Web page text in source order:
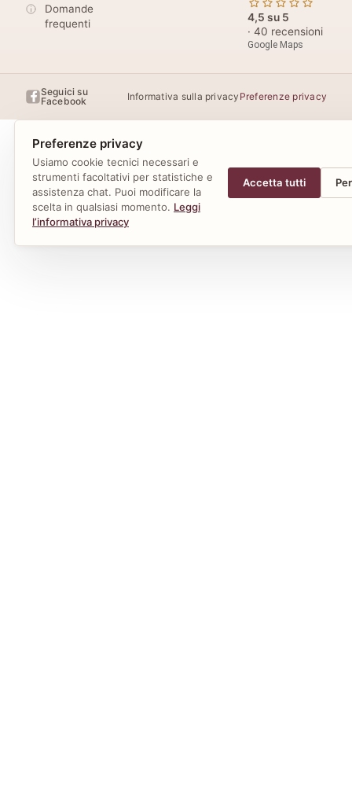
Domande
frequenti
4,5 su 5
· 40 recensioni
Google Maps
Seguici su
Facebook
Informativa sulla privacy Preferenze privacy
Preferenze privacy
Usiamo cookie tecnici necessari e
strumenti facoltativi per statistiche e
assistenza chat. Puoi modificare la
scelta in qualsiasi momento. Leggi
l’informativa privacy
Accetta tutti